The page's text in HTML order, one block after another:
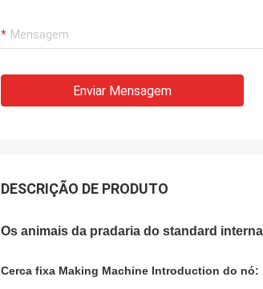
Enviar Mensagem
DESCRIÇÃO DE PRODUTO
Os animais da pradaria do standard
Cerca fixa Making Machine Introduction do nó: